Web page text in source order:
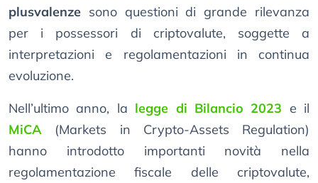
plusvalenze sono questioni di grande rilevanza
per i possessori di criptovalute, soggette a
interpretazioni e regolamentazioni in continua
evoluzione.
Nell’ultimo anno, la legge di Bilancio 2023 e il
MiCA (Markets in Crypto-Assets Regulation)
hanno introdotto importanti novità nella
regolamentazione fiscale delle criptovalute,